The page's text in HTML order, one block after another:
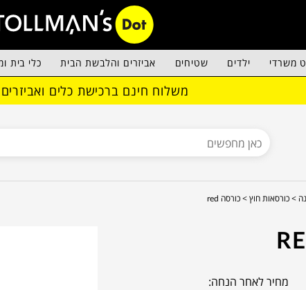
משרדי ילדים שטיחים אביזרים והלבשת הבית כלי בית
משלוח חינם ברכישת כלים
> כורסאות חוץ > כורסה red
מחיר לאחר הנחה: